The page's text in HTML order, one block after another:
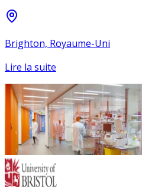
Brighton, Royaume-Uni
Lire la suite